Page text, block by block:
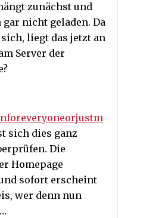
zunächst und
nicht geladen. Da
liegt das jetzt an
Server der
sich dies ganz
Die
Homepage
sofort erscheint
wer denn nun